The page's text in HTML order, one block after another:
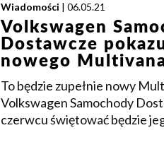
Wiadomości | 06.05.21
Volkswagen
Dostawcze
nowego
To będzie zupełnie nowy
Volkswagen Samochody
czerwcu świętować będzie